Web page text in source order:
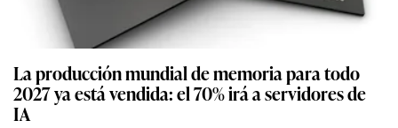
La producción mundial de memoria para todo
2027 ya está vendida: el 70% irá a servidores de
IA